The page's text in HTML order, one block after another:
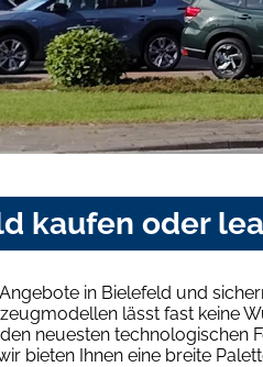
kaufen oder
in Bielefeld und
lässt fast keine
neuesten
bieten Ihnen eine breite